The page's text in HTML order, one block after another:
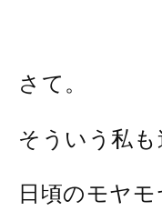
さて。
そういう私
日頃のモヤ